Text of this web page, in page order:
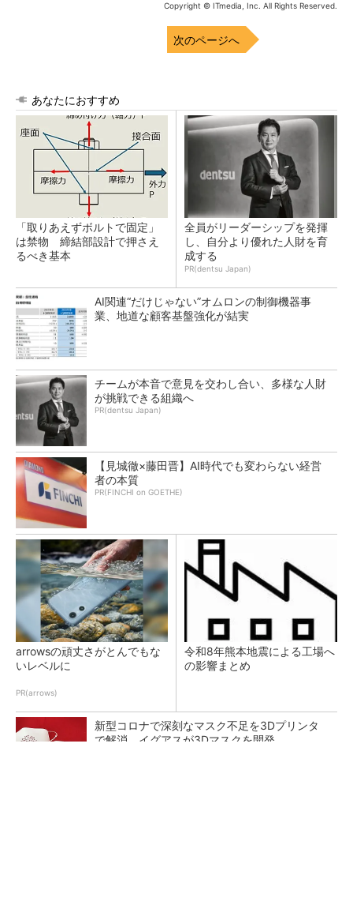
Copyright © ITmedia, Inc. All Rights Reserved.
次のページへ
あなたにおすすめ
「取りあえずボルトで固定」
は禁物 締結部設計で押さえ
るべき基本
全員がリーダーシップを発揮
し、自分より優れた人財を育
成する
PR(dentsu Japan)
AI関連“だけじゃない”オムロンの制御機器事
業、地道な顧客基盤強化が結実
チームが本音で意見を交わし合い、多様な人財
が挑戦できる組織へ
PR(dentsu Japan)
【見城徹×藤田晋】AI時代でも変わらない経営
者の本質
PR(FINCHI on GOETHE)
arrowsの頑丈さがとんでもな
いレベルに
PR(arrows)
令和8年熊本地震による工場へ
の影響まとめ
新型コロナで深刻なマスク不足を3Dプリンタ
で解消、イグアスが3Dマスクを開発